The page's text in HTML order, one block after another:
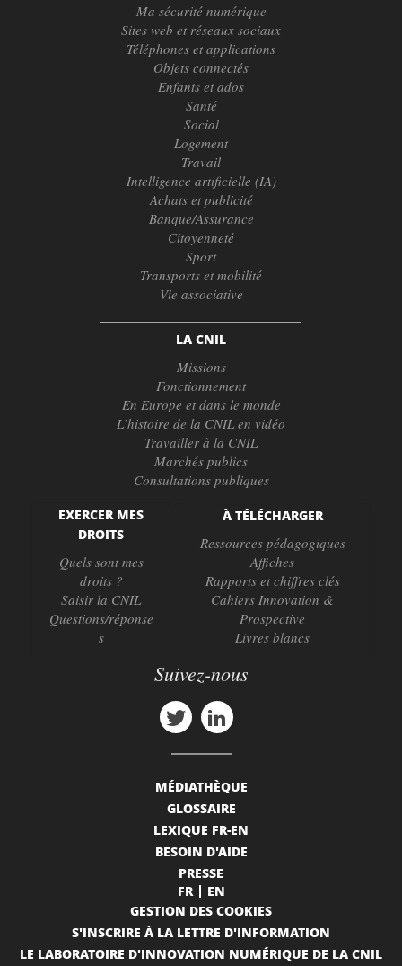
Ma sécurité numérique
Sites web et réseaux sociaux
Téléphones et applications
Objets connectés
Enfants et ados
Santé
Social
Logement
Travail
Intelligence artificielle (IA)
Achats et publicité
Banque/Assurance
Citoyenneté
Sport
Transports et mobilité
Vie associative
LA CNIL
Missions
Fonctionnement
En Europe et dans le monde
L’histoire de la CNIL en vidéo
Travailler à la CNIL
Marchés publics
Consultations publiques
EXERCER MES
DROITS
Quels sont mes
droits ?
Saisir la CNIL
Questions/réponse
s
À TÉLÉCHARGER
Ressources pédagogiques
Affiches
Rapports et chiffres clés
Cahiers Innovation &
Prospective
Livres blancs
Suivez-nous
MÉDIATHÈQUE
GLOSSAIRE
LEXIQUE FR-EN
BESOIN D'AIDE
PRESSE
FR
EN
GESTION DES COOKIES
S'INSCRIRE À LA LETTRE D'INFORMATION
LE LABORATOIRE D'INNOVATION NUMÉRIQUE DE LA CNIL